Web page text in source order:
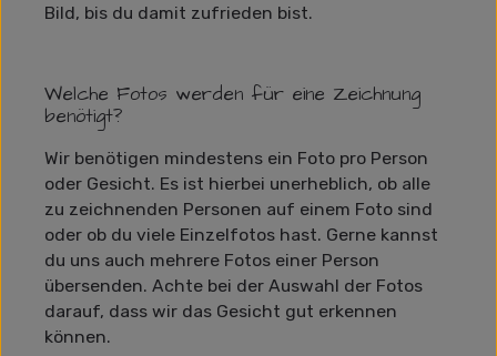
Bild, bis du damit zufrieden bist.
Welche Fotos werden für eine Zeichnung
benötigt?
Wir benötigen mindestens ein Foto pro Person
oder Gesicht. Es ist hierbei unerheblich, ob alle
zu zeichnenden Personen auf einem Foto sind
oder ob du viele Einzelfotos hast. Gerne kannst
du uns auch mehrere Fotos einer Person
übersenden. Achte bei der Auswahl der Fotos
darauf, dass wir das Gesicht gut erkennen
können.